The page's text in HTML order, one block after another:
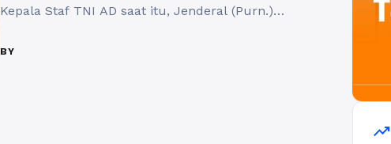
Kepala Staf TNI AD saat itu, Jenderal (Purn.)
Telegram (ST) yang mewajibkan prajurit angkatan
BY
trending_up